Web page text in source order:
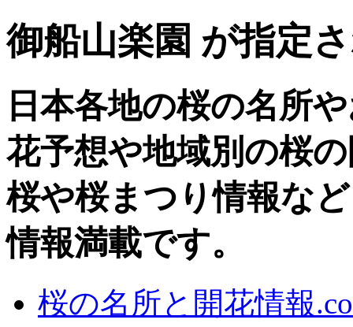
御船山楽園 が指定
日本各地の桜の名所
花予想や地域別の桜
桜や桜まつり情報な
情報満載です。
桜の名所と開花情報